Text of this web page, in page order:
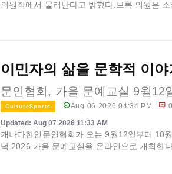
의원직에서 물러난다고 밝혔다.브록 의원은 소
이민자의 삶을 문학적 이야
문인협회, 가을 문예교실 9월12
CultureSports Aug 06 2026 04:34 PM
Updated: Aug 07 2026 11:33 AM
캐나다한인문인협회가 오는 9월12일부터 10
녁 2026 가을 문예교실을 온라인으로 개최한